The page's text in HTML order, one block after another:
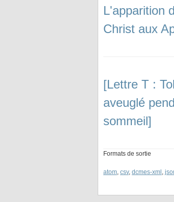
L'apparition
Christ aux
[Lettre T :
aveuglé
sommeil]
Formats de sortie
atom, csv, dcmes-xml ,